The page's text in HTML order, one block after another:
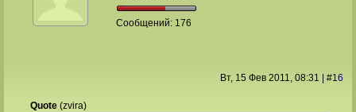
Сообщений: 176
Вт, 15 Фев 2011, 08:31 #16
Quote(zvira)